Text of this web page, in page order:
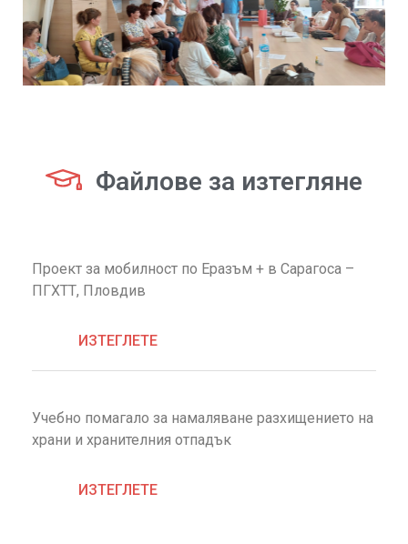
Файлове за изтегляне
Проект за мобилност по Еразъм + в Сарагоса –
ПГХТТ, Пловдив
ИЗТЕГЛЕТЕ
Учебно помагало за намаляване разхищението на
храни и хранителния отпадък
ИЗТЕГЛЕТЕ